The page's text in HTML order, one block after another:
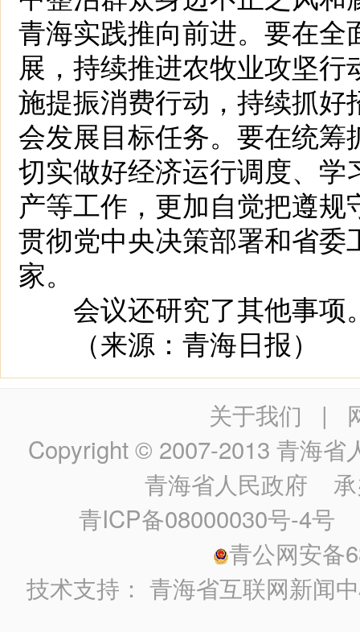
青海实践推向前进。要在
展，持续推进农牧业攻坚
施提振消费行动，持续抓
会发展目标任务。要在统
切实做好经济运行调度、学
产等工作，更加自觉把遵
贯彻党中央决策部署和省
家。
会议还研究了其他事项
（来源：青海日报）
关于我们 |
Copyright © 2007-2013 青海省
青海省人民政府 承
青ICP备08000030号-4号
青公网安备
技术支持：青海省互联网新闻